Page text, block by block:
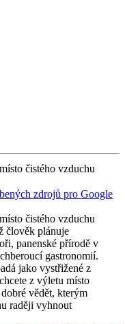
čistého vzduchu
zdrojů pro Google
čistého vzduchu
člověk plánuje
panenské přírodě v
gastronomií.
jako vystřižené z
z výletu místo
vědět, kterým
raději vyhnout